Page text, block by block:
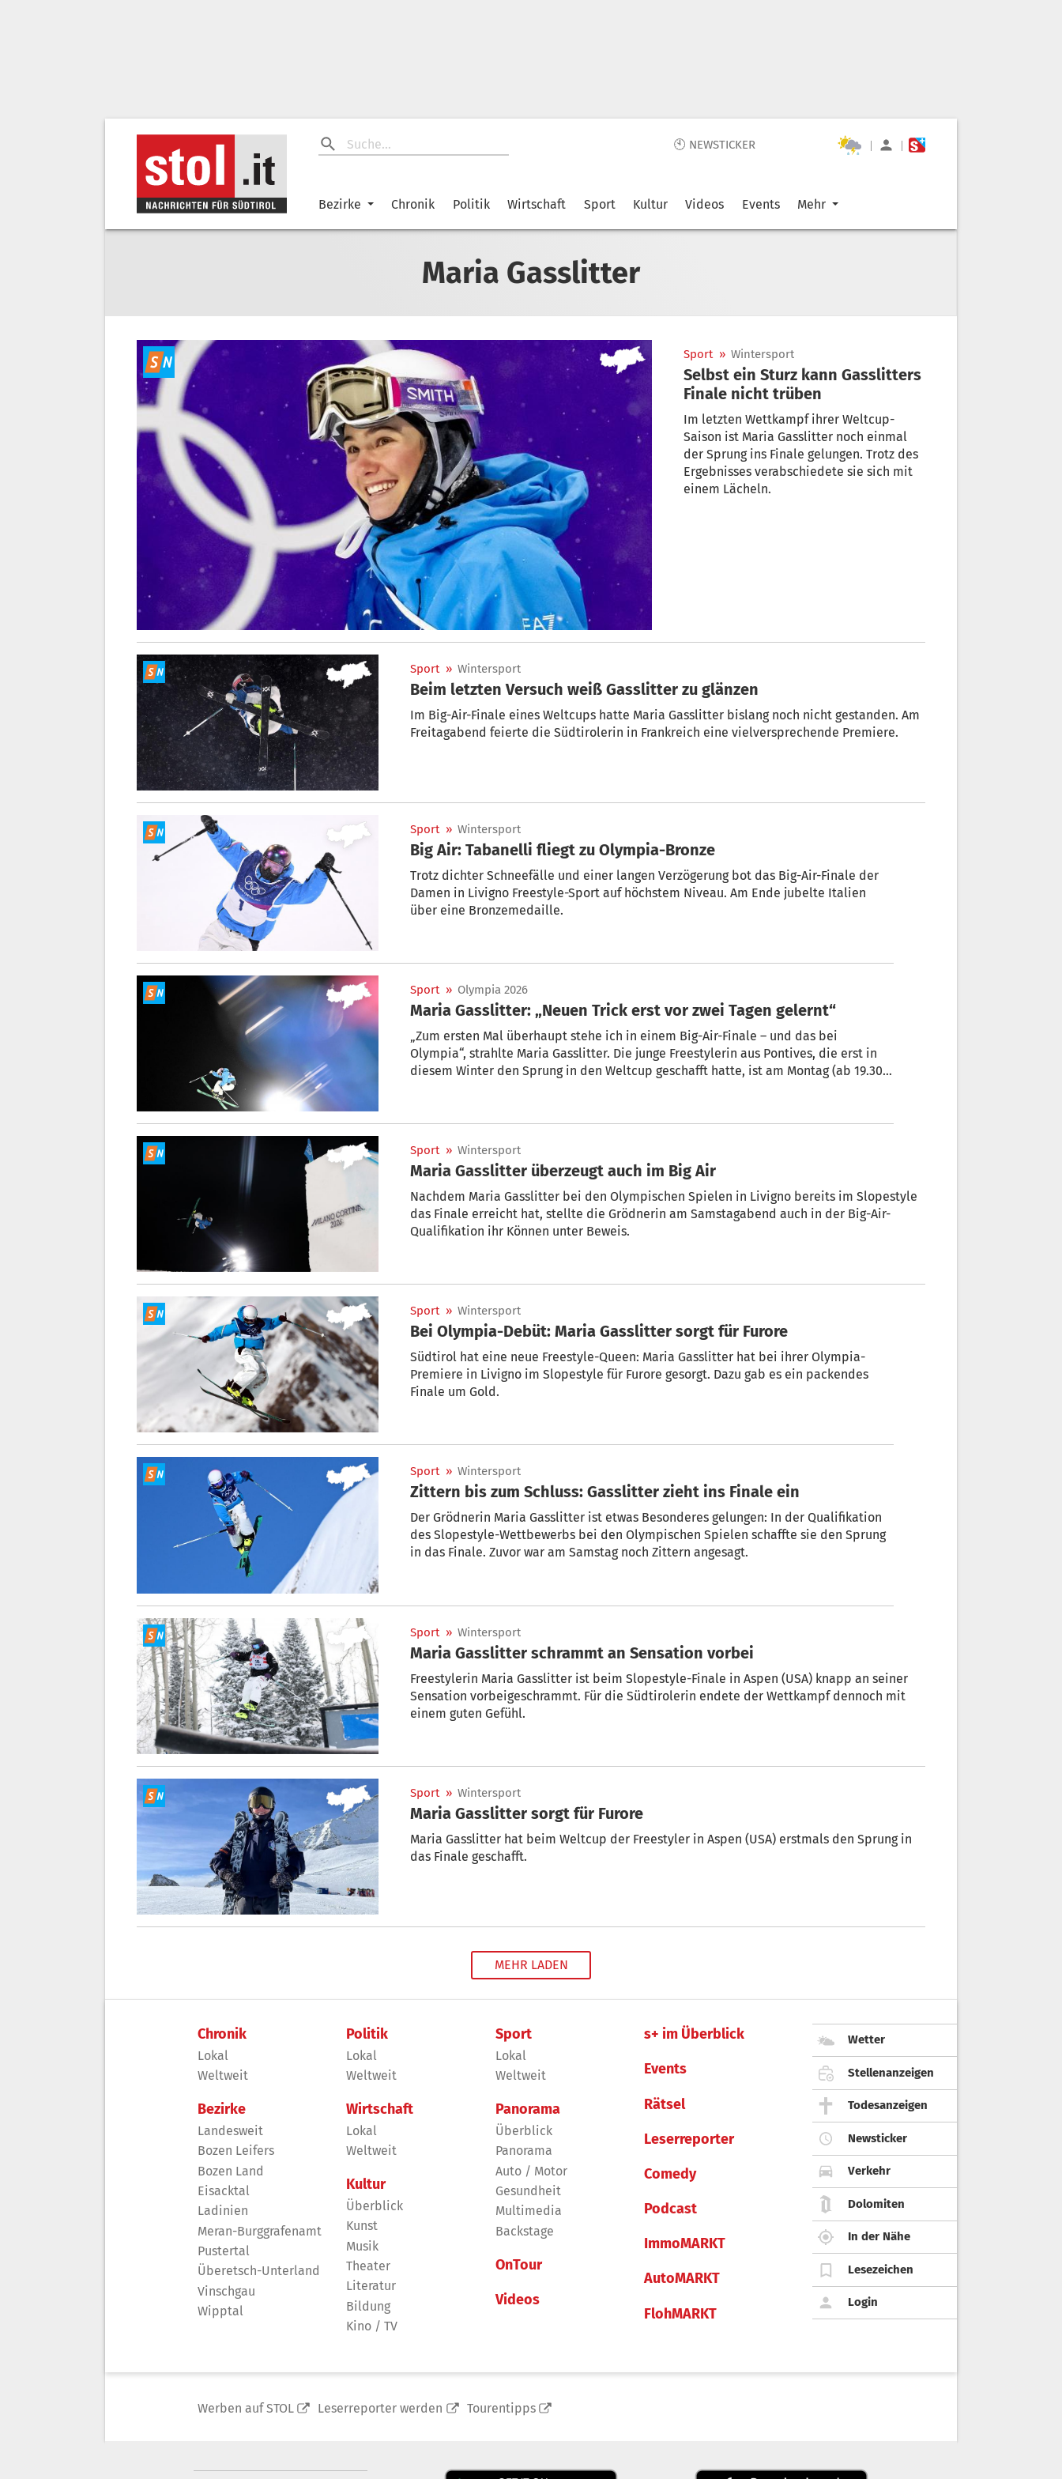
🕙 NEWSTICKER | |
Bezirke Chronik Politik Wirtschaft Sport Kultur Videos Events Mehr
Maria Gasslitter
Sport » Wintersport
Selbst ein Sturz kann Gasslitters
Finale nicht trüben
Im letzten Wettkampf ihrer Weltcup-
Saison ist Maria Gasslitter noch einmal
der Sprung ins Finale gelungen. Trotz des
Ergebnisses verabschiedete sie sich mit
einem Lächeln.
Sport » Wintersport
Beim letzten Versuch weiß Gasslitter zu glänzen
Im Big-Air-Finale eines Weltcups hatte Maria Gasslitter bislang noch nicht gestanden. Am
Freitagabend feierte die Südtirolerin in Frankreich eine vielversprechende Premiere.
Sport » Wintersport
Big Air: Tabanelli fliegt zu Olympia-Bronze
Trotz dichter Schneefälle und einer langen Verzögerung bot das Big-Air-Finale der
Damen in Livigno Freestyle-Sport auf höchstem Niveau. Am Ende jubelte Italien
über eine Bronzemedaille.
Sport » Olympia 2026
Maria Gasslitter: „Neuen Trick erst vor zwei Tagen gelernt“
„Zum ersten Mal überhaupt stehe ich in einem Big-Air-Finale – und das bei
Olympia“, strahlte Maria Gasslitter. Die junge Freestylerin aus Pontives, die erst in
diesem Winter den Sprung in den Weltcup geschafft hatte, ist am Montag (ab 19.30
Sport » Wintersport
Maria Gasslitter überzeugt auch im Big Air
Nachdem Maria Gasslitter bei den Olympischen Spielen in Livigno bereits im Slopestyle
das Finale erreicht hat, stellte die Grödnerin am Samstagabend auch in der Big-Air-
Qualifikation ihr Können unter Beweis.
Sport » Wintersport
Bei Olympia-Debüt: Maria Gasslitter sorgt für Furore
Südtirol hat eine neue Freestyle-Queen: Maria Gasslitter hat bei ihrer Olympia-
Premiere in Livigno im Slopestyle für Furore gesorgt. Dazu gab es ein packendes
Finale um Gold.
Sport » Wintersport
Zittern bis zum Schluss: Gasslitter zieht ins Finale ein
Der Grödnerin Maria Gasslitter ist etwas Besonderes gelungen: In der Qualifikation
des Slopestyle-Wettbewerbs bei den Olympischen Spielen schaffte sie den Sprung
in das Finale. Zuvor war am Samstag noch Zittern angesagt.
Sport » Wintersport
Maria Gasslitter schrammt an Sensation vorbei
Freestylerin Maria Gasslitter ist beim Slopestyle-Finale in Aspen (USA) knapp an seiner
Sensation vorbeigeschrammt. Für die Südtirolerin endete der Wettkampf dennoch mit
einem guten Gefühl.
Sport » Wintersport
Maria Gasslitter sorgt für Furore
Maria Gasslitter hat beim Weltcup der Freestyler in Aspen (USA) erstmals den Sprung in
das Finale geschafft.
MEHR LADEN
Chronik
Lokal
Weltweit
Bezirke
Landesweit
Bozen Leifers
Bozen Land
Eisacktal
Ladinien
Meran-Burggrafenamt
Pustertal
Überetsch-Unterland
Vinschgau
Wipptal
Politik
Lokal
Weltweit
Wirtschaft
Lokal
Weltweit
Kultur
Überblick
Kunst
Musik
Theater
Literatur
Bildung
Kino / TV
Sport
Lokal
Weltweit
Panorama
Überblick
Panorama
Auto / Motor
Gesundheit
Multimedia
Backstage
OnTour
Videos
s+ im Überblick
Events
Rätsel
Leserreporter
Comedy
Podcast
ImmoMARKT
AutoMARKT
FlohMARKT
Wetter
Stellenanzeigen
Todesanzeigen
Newsticker
Verkehr
Dolomiten
In der Nähe
Lesezeichen
Login
Werben auf STOL Leserreporter werden Tourentipps